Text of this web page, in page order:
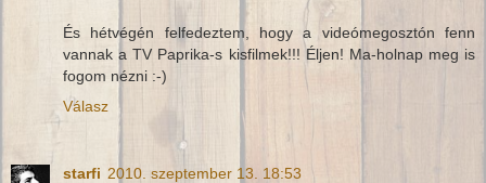
És hétvégén felfedeztem, hogy a videómegosztón fenn
vannak a TV Paprika-s kisfilmek!!! Éljen! Ma-holnap meg is
fogom nézni :-)
Válasz
starfi 2010. szeptember 13. 18:53